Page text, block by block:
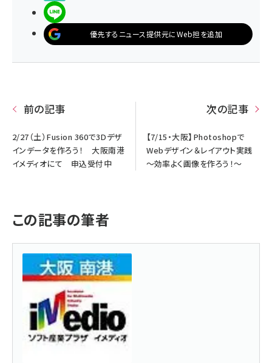
優先するニュース提供元にWeb担を追加
前の記事
2/27（土）Fusion 360で3Dデザ
インデータを作ろう！ 大阪南港
イメディオにて 申込受付中
次の記事
【7/15・大阪】Photoshopで
Webデザイン＆レイアウト実践
～効率よく画像を作ろう！～
この記事の筆者